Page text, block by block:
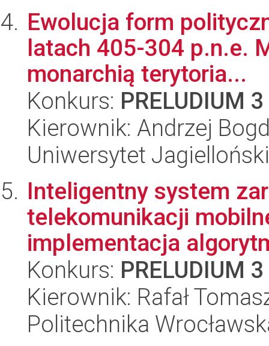
Ewolucja form
latach 405-304 p.n.e.
monarchią terytoria...
Konkurs: PRELUDIUM 3
Kierownik: Andrzej
Uniwersytet
Inteligentny system
telekomunikacji
implementacja
Konkurs: PRELUDIUM 3
Kierownik: Rafał
Politechnika